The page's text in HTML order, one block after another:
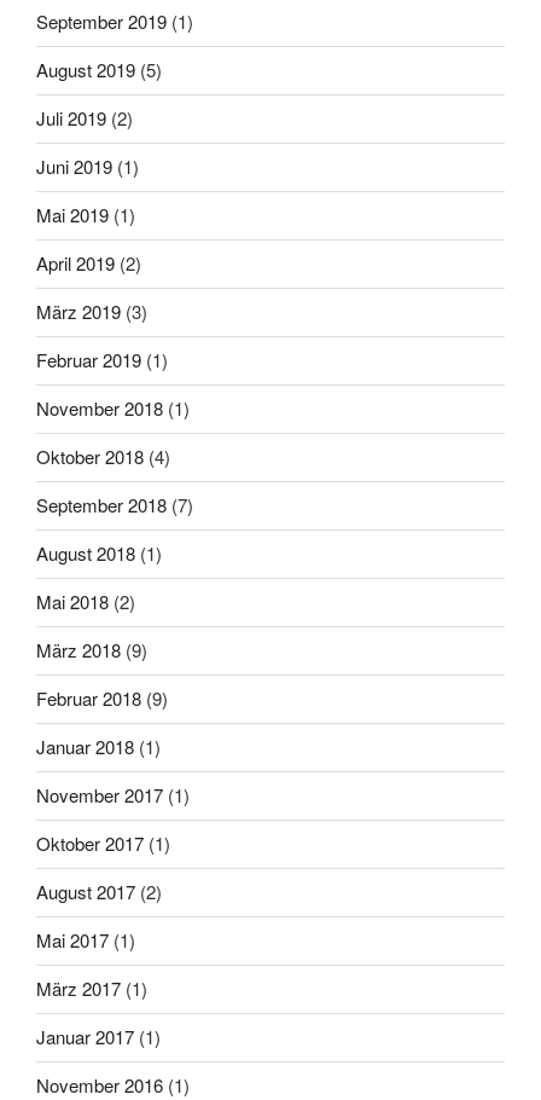
September 2019 (1)
August 2019 (5)
Juli 2019 (2)
Juni 2019 (1)
Mai 2019 (1)
April 2019 (2)
März 2019 (3)
Februar 2019 (1)
November 2018 (1)
Oktober 2018 (4)
September 2018 (7)
August 2018 (1)
Mai 2018 (2)
März 2018 (9)
Februar 2018 (9)
Januar 2018 (1)
November 2017 (1)
Oktober 2017 (1)
August 2017 (2)
Mai 2017 (1)
März 2017 (1)
Januar 2017 (1)
November 2016 (1)